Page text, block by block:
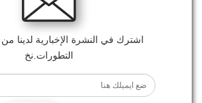
اشترك في النشرة الإخبارية لدينا
التطورات.نخ